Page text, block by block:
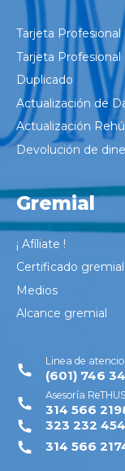
Tarjeta Profesional
Tarjeta
Duplicado
Actualización de
Actualización
Devolución de
Gremial
¡ Afíliate !
Certificado gremial
Medios
Alcance gremial
Linea de
(601) 746
Asesoría
314 566
323 232
314 566